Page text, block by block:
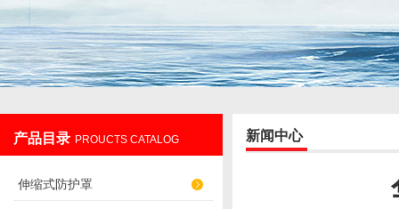
盐山华蒴机床附件制造有限公司
产品目录 PROUCTS CATALOG
伸缩式防护罩
新闻中心